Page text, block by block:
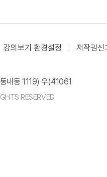
강의보기 환경설정 저작권신
내동 1119) 우)41061
RESERVED